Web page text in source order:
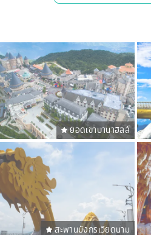
ยอดเขาบานาฮิลล์
สะพานมังกรเวียดนาม